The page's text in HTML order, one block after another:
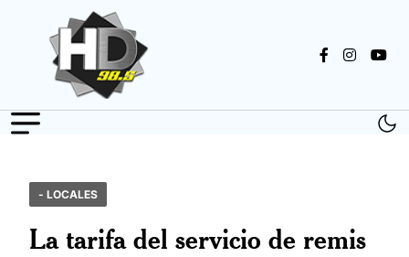
- LOCALES
La tarifa del servicio de remis